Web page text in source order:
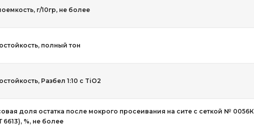
г/10гр, не более
полный тон
Разбел 1:10 с TiO2
доля остатка после мокрого просеивания на сите с сеткой № 0056К
6613), %, не более